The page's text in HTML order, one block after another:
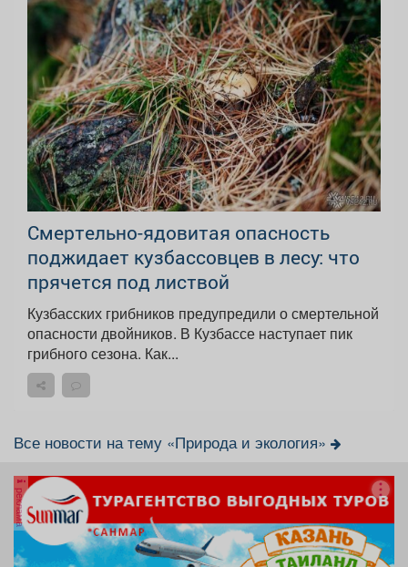
Смертельно-ядовитая опасность
поджидает кузбассовцев в лесу: что
прячется под листвой
Кузбасских грибников предупредили о смертельной
опасности двойников. В Кузбассе наступает пик
грибного сезона. Как...
Все новости на тему «Природа и экология»
реклама